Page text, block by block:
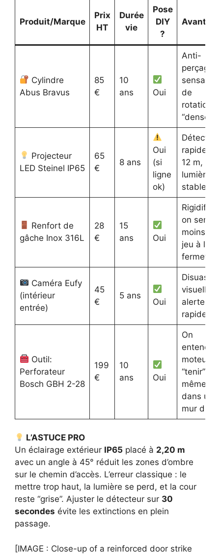
Produit/Marque
Prix
HT
Durée
vie
Pose
DIY
?
Cylindre
Abus Bravus
85
€
10
ans
Oui
Anti-
perçage,
sensation
de
rotation
“dense”
Projecteur
LED Steinel IP65
65
€
8 ans
Oui
(si
ligne
ok)
Détection
rapide
12 m,
lumière
stable
Renfort de
gâche Inox 316L
28
€
15
ans
Oui
Rigidifie,
on sent
moins de
jeu à la
fermeture
Caméra Eufy
(intérieur
entrée)
45
€
5 ans
Oui
Disuasion
visuelle,
alertes
rapides
Outil:
Perforateur
Bosch GBH 2-28
199
€
10
ans
Oui
On
entend le
moteur
“tenir”
même
dans un
mur dur
L’ASTUCE PRO
Un éclairage extérieur IP65 placé à 2,20 m
avec un angle à 45° réduit les zones d’ombre
sur le chemin d’accès. L’erreur classique : le
mettre trop haut, la lumière se perd, et la cour
reste “grise”. Ajuster le détecteur sur 30
secondes évite les extinctions en plein
passage.
[IMAGE : Close-up of a reinforced door strike